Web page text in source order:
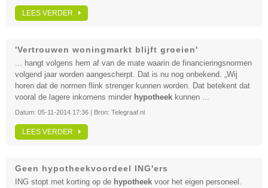
LEES VERDER
'Vertrouwen woningmarkt blijft groeien'
... hangt volgens hem af van de mate waarin de financieringsnormen
volgend jaar worden aangescherpt. Dat is nu nog onbekend. „Wij
horen dat de normen flink strenger kunnen worden. Dat betekent dat
vooral de lagere inkomens minder hypotheek kunnen ...
Datum: 05-11-2014 17:36 | Bron: Telegraaf.nl
LEES VERDER
Geen hypotheekvoordeel ING'ers
ING stopt met korting op de hypotheek voor het eigen personeel.